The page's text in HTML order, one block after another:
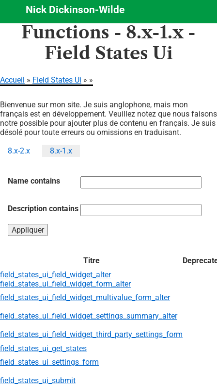
Aller
Nick Dickinson-Wilde
Functions - 8.x-1.x -
Field States Ui
d'Ariane
Accueil Field States Ui
Bienvenue sur mon site. Je suis anglophone, mais mon
français est en développement. Veuillez notez que nous faisons
notre possible pour ajouter plus de contenu en français. Je suis
désolé pour toute erreurs ou omissions en traduisant.
principaux
8.x-2.x 8.x-1.x
Name contains
Description contains
Titre
field_states_ui_field_widget_alter
field_states_ui_field_widget_form_alter
field_states_ui_field_widget_multivalue_form_alter
field_states_ui_field_widget_settings_summary_alter
field_states_ui_field_widget_third_party_settings_form
field_states_ui_get_states
field_states_ui_settings_form
field_states_ui_submit